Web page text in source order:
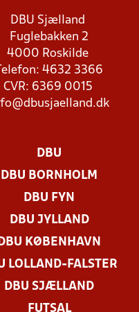
DBU Sjælland
Fuglebakken 2
4000 Roskilde
Telefon: 4632 3366
CVR: 6369 0015
DBU
DBU BORNHOLM
DBU FYN
DBU JYLLAND
DBU KØBENHAVN
LOLLAND-FALSTER
DBU SJÆLLAND
FUTSAL